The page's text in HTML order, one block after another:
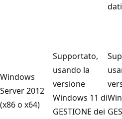
dati
Windows
Server 2012
(x86 o x64)
Supportato,
usando la
versione
Windows 11 di
GESTIONE dei